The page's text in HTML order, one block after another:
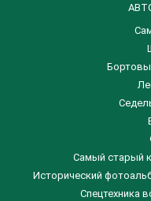
Самый старый
Исторический
Спецтехника